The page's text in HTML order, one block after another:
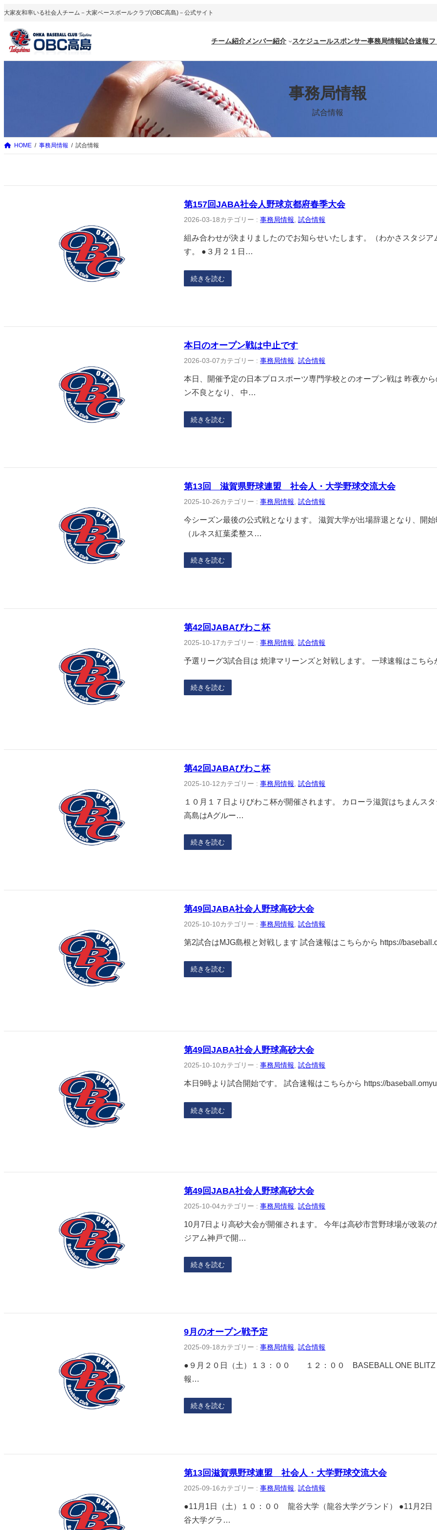
内
を
ス
大家友和率いる社会人チーム－大家ベースボールクラブ(OBC高島)－公式サイト
チーム紹介メンバー紹介 スケジュールスポンサー事務局情報試合速報
事務局情報
試合情報
HOME 事務局情報 試合情報
第157回JABA社会人野球京都府春季大会
2026-03-18カテゴリー :事務局情報, 試合情報
組み合わせが決まりましたのでお知らせいたします。（わかさスタジア
す。 ●３月２１日…
続きを読む
本日のオープン戦は中止です
2026-03-07カテゴリー :事務局情報 , 試合情報
本日、開催予定の日本プロスポーツ専門学校とのオープン戦は 昨夜か
ン不良となり、 中…
続きを読む
第13回 滋賀県野球連盟 社会人・大学野球交流大会
2025-10-26カテゴリー :事務局情報 , 試合情報
今シーズン最後の公式戦となります。 滋賀大学が出場辞退となり、開始
（ルネス紅葉柔整ス…
続きを読む
第42回JABAびわこ杯
2025-10-17カテゴリー :事務局情報 , 試合情報
予選リーグ3試合目は 焼津マリーンズと対戦します。 一球速報はこち
続きを読む
第42回JABAびわこ杯
2025-10-12カテゴリー :事務局情報 , 試合情報
１０月１７日よりびわこ杯が開催されます。 カローラ滋賀はちまんス
高島はAグルー…
続きを読む
第49回JABA社会人野球高砂大会
2025-10-10カテゴリー :事務局情報, 試合情報
第2試合はMJG島根と対戦します 試合速報はこちらから https://
続きを読む
第49回JABA社会人野球高砂大会
2025-10-10カテゴリー :事務局情報 , 試合情報
本日9時より試合開始です。 試合速報はこちらから https://
続きを読む
第49回JABA社会人野球高砂大会
2025-10-04カテゴリー :事務局情報 , 試合情報
10月7日より高砂大会が開催されます。 今年は高砂市営野球場が改装の
ジアム神戸で開…
続きを読む
9月のオープン戦予定
2025-09-18カテゴリー :事務局情報 , 試合情報
●９月２０日（土）１３：００ １２：００ BASEBALL ONE BLITZ
報…
続きを読む
第13回滋賀県野球連盟 社会人・大学野球交流大会
2025-09-16カテゴリー :事務局情報 , 試合情報
●11月1日（土）１０：００ 龍谷大学（龍谷大学グランド） ●11月2
谷大学グラ…